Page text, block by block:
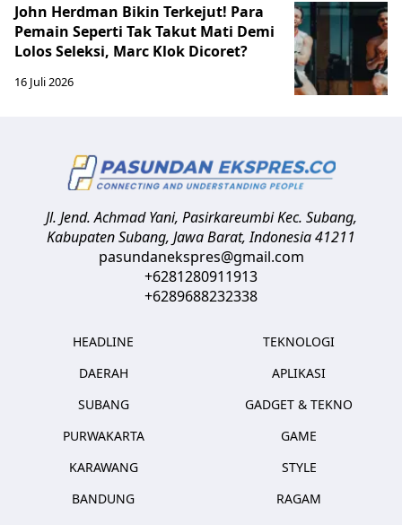
John Herdman Bikin Terkejut! Para
Pemain Seperti Tak Takut Mati Demi
Lolos Seleksi, Marc Klok Dicoret?
16 Juli 2026
Jl. Jend. Achmad Yani, Pasirkareumbi Kec. Subang,
Kabupaten Subang, Jawa Barat,Indonesia41211
pasundanekspres@gmail.com
+6281280911913
+6289688232338
HEADLINE
DAERAH
SUBANG
PURWAKARTA
KARAWANG
BANDUNG
TEKNOLOGI
APLIKASI
GADGET & TEKNO
GAME
STYLE
RAGAM